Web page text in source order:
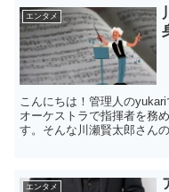
エンタメ
こんにちは！管理人の
オーケストラで指揮者を務
す。そんな川瀬賢太郎さん
エンタメ